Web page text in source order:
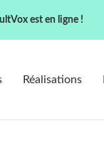
est en ligne !
Réalisations